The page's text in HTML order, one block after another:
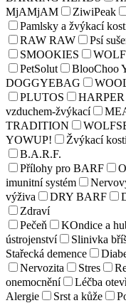
MjAMjAM
ZiwiPeak
Pamlsky a žvýkací
RAW RAW
Psí
SMOOKIES
PetSolut
BlooChoo
DOGGYEBAG
PLUTOS
vzduchem-žvýkací
TRADITION
YOWUP!
Žvýkací kosti
B.A.R.F.
Přílohy pro BARF
imunitní systém
výživa
DRY BARF
Zdraví
Pečeň
KOndice a
ústrojenství
Slinivka
Stařecká demence
Nervozita
Stres
onemocnění
Léčba
Alergie
Srst a kůže